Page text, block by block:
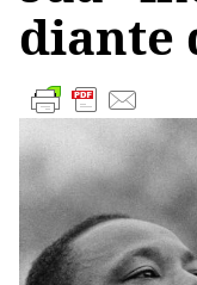
diante